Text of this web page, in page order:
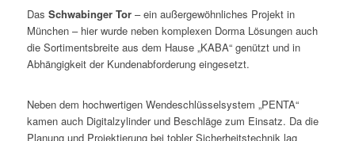
Das Schwabinger Tor– ein außergewöhnliches Projekt in
München – hier wurde neben komplexen Dorma Lösungen auch
die Sortimentsbreite aus dem Hause „KABA“ genützt und in
Abhängigkeit der Kundenabforderung eingesetzt.
Neben dem hochwertigen Wendeschlüsselsystem „PENTA“
kamen auch Digitalzylinder und Beschläge zum Einsatz. Da die
Planung und Projektierung bei tobler Sicherheitstechnik lag